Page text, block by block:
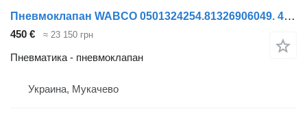
Пневмоклапан WABCO 0501324254.81326906049. 4213559492.1897110. для грузовика MAN
450 € ≈ 23 150 грн
Пневматика - пневмоклапан
Украина, Мукачево